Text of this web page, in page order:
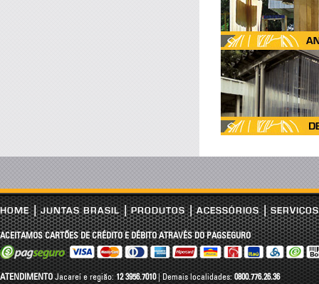
HOME |JUNTAS BRASIL |PRODUTOS |ACESSÓRIOS |SERVIÇOS
ACEITAMOS CARTÕES DE CRÉDITO E DÉBITO ATRAVÉS DO PAGSEGURO
ATENDIMENTOJacareí e região:12 3956.7010| Demais localidades:0800.776.26.36